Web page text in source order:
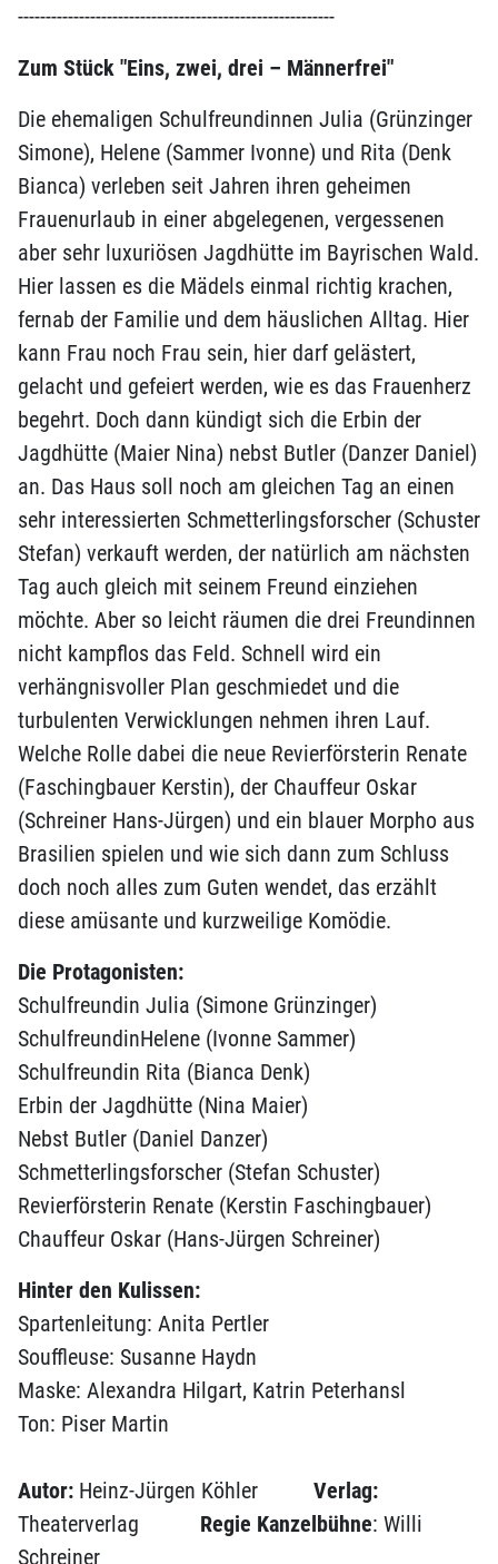
---------------------------------------------------------
Zum Stück "Eins, zwei, drei – Männerfrei"
Die ehemaligen Schulfreundinnen Julia (Grünzinger
Simone), Helene (Sammer Ivonne) und Rita (Denk
Bianca) verleben seit Jahren ihren geheimen
Frauenurlaub in einer abgelegenen, vergessenen
aber sehr luxuriösen Jagdhütte im Bayrischen Wald.
Hier lassen es die Mädels einmal richtig krachen,
fernab der Familie und dem häuslichen Alltag. Hier
kann Frau noch Frau sein, hier darf gelästert,
gelacht und gefeiert werden, wie es das Frauenherz
begehrt. Doch dann kündigt sich die Erbin der
Jagdhütte (Maier Nina) nebst Butler (Danzer Daniel)
an. Das Haus soll noch am gleichen Tag an einen
sehr interessierten Schmetterlingsforscher (Schuster
Stefan) verkauft werden, der natürlich am nächsten
Tag auch gleich mit seinem Freund einziehen
möchte. Aber so leicht räumen die drei Freundinnen
nicht kampflos das Feld. Schnell wird ein
verhängnisvoller Plan geschmiedet und die
turbulenten Verwicklungen nehmen ihren Lauf.
Welche Rolle dabei die neue Revierförsterin Renate
(Faschingbauer Kerstin), der Chauffeur Oskar
(Schreiner Hans-Jürgen) und ein blauer Morpho aus
Brasilien spielen und wie sich dann zum Schluss
doch noch alles zum Guten wendet, das erzählt
diese amüsante und kurzweilige Komödie.
Die Protagonisten:
Schulfreundin Julia (Simone Grünzinger)
SchulfreundinHelene (Ivonne Sammer)
Schulfreundin Rita (Bianca Denk)
Erbin der Jagdhütte (Nina Maier)
Nebst Butler (Daniel Danzer)
Schmetterlingsforscher (Stefan Schuster)
Revierförsterin Renate (Kerstin Faschingbauer)
Chauffeur Oskar (Hans-Jürgen Schreiner)
Hinter den Kulissen:
Spartenleitung: Anita Pertler
Souffleuse: Susanne Haydn
Maske: Alexandra Hilgart, Katrin Peterhansl
Ton: Piser Martin
Autor: Heinz-Jürgen Köhler Verlag:
Theaterverlag Regie Kanzelbühne: Willi
Schreiner